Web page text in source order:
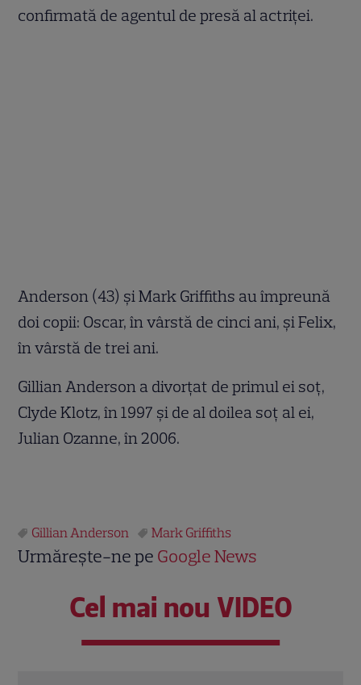
confirmată de agentul de presă al actriței.
Anderson (43) şi Mark Griffiths au împreună
doi copii: Oscar, în vârstă de cinci ani, şi Felix,
în vârstă de trei ani.
Gillian Anderson a divorţat de primul ei soţ,
Clyde Klotz, în 1997 şi de al doilea soţ al ei,
Julian Ozanne, în 2006.
Gillian Anderson Mark Griffiths
Urmărește-ne pe Google News
Cel mai nou VIDEO